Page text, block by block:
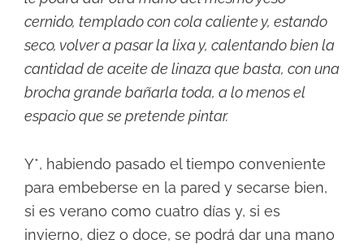
cernido, templado con cola caliente y, estando
seco, volver a pasar la lixa y, calentando bien la
cantidad de aceite de linaza que basta, con una
brocha grande bañarla toda, a lo menos el
espacio que se pretende pintar.
Y*, habiendo pasado el tiempo conveniente
para embeberse en la pared y secarse bien,
si es verano como cuatro días y, si es
invierno, diez o doce, se podrá dar una mano